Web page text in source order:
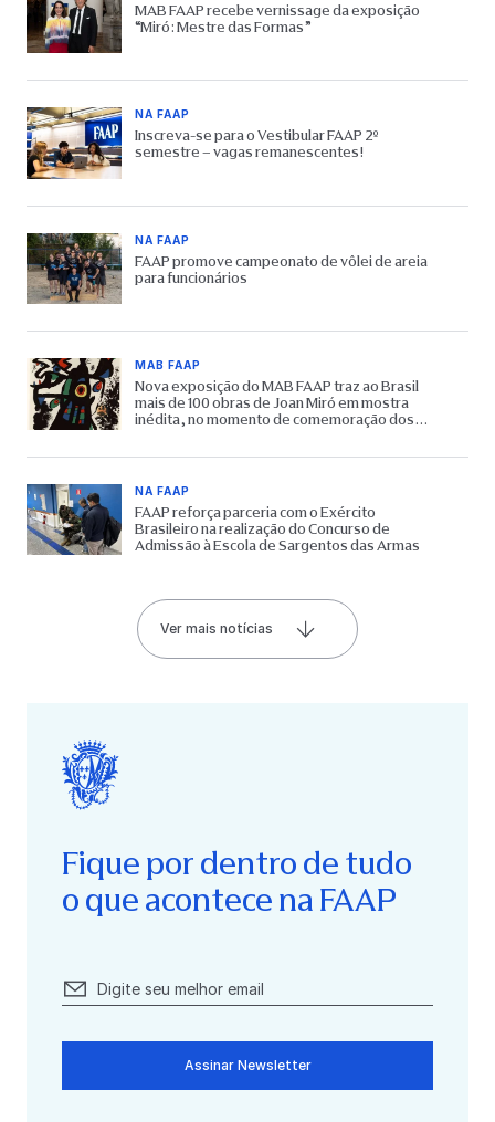
MAB FAAP recebe vernissage da exposição
“Miró: Mestre das Formas”
NA FAAP
Inscreva-se para o Vestibular FAAP 2º
semestre – vagas remanescentes!
NA FAAP
FAAP promove campeonato de vôlei de areia
para funcionários
MAB FAAP
Nova exposição do MAB FAAP traz ao Brasil
mais de 100 obras de Joan Miró em mostra
inédita, no momento de comemoração dos
NA FAAP
FAAP reforça parceria com o Exército
Brasileiro na realização do Concurso de
Admissão à Escola de Sargentos das Armas
Ver mais notícias
Fique por dentro de tudo
o que acontece na FAAP
Assinar Newsletter